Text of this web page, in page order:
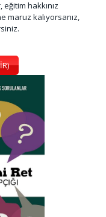
hakkınız
maruz kalıyorsanız,